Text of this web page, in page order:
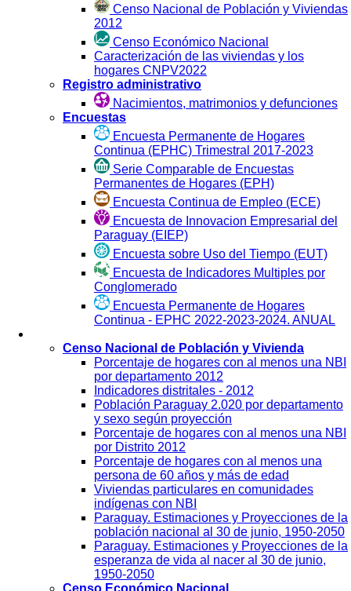
Estadísticas sectoriales
Ciencias tecnológica e innovación
Ambientes y otras estadísticas
Compendio Estadístico
Anuario
Estadística por Fuente
Censos
Censo Nacional de Población y Viviendas
2012
Censo Económico Nacional
Caracterización de las viviendas y los
hogares CNPV2022
Registro administrativo
Nacimientos, matrimonios y defunciones
Encuestas
Encuesta Permanente de Hogares
Continua (EPHC) Trimestral 2017-2023
Serie Comparable de Encuestas
Permanentes de Hogares (EPH)
Encuesta Continua de Empleo (ECE)
Encuesta de Innovacion Empresarial del
Paraguay (EIEP)
Encuesta sobre Uso del Tiempo (EUT)
Encuesta de Indicadores Multiples por
Conglomerado
Encuesta Permanente de Hogares
Continua - EPHC 2022-2023-2024. ANUAL
Visualización
Censo Nacional de Población y Vivienda
Porcentaje de hogares con al menos una NBI
por departamento 2012
Indicadores distritales - 2012
Población Paraguay 2.020 por departamento
y sexo según proyección
Porcentaje de hogares con al menos una NBI
por Distrito 2012
Porcentaje de hogares con al menos una